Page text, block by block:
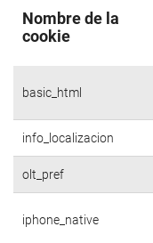
Nombre de la
cookie
basic_html
info_localizacion
olt_pref
iphone_native